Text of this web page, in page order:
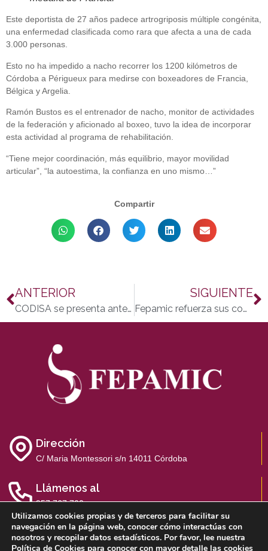
Este deportista de 27 años padece artrogriposis múltiple congénita,
una enfermedad clasificada como rara que afecta a una de cada
3.000 personas.
Esto no ha impedido a nacho recorrer los 1200 kilómetros de
Córdoba a Périgueux para medirse con boxeadores de Francia,
Bélgica y Argelia.
Ramón Bustos es el entrenador de nacho, monitor de actividades
de la federación y aficionado al boxeo, tuvo la idea de incorporar
esta actividad al programa de rehabilitación.
“Tiene mejor coordinación, más equilibrio, mayor movilidad
articular”, “la autoestima, la confianza en uno mismo…”
Compartir
ANTERIOR
CODISA se presenta ante la Delegada Provincial de Salud de Córdoba
SIGUIENTE
Fepamic refuerza sus competencias en inclusión socio laboral de personas con discapacidad con socios europeos
Dirección
C/ Maria Montessori s/n 14011 Córdoba
Llámenos al
957 767 700
Utilizamos cookies propias y de terceros para facilitar su
navegación en la página web, conocer cómo interactúas con
nosotros y recopilar datos estadísticos. Por favor, lee nuestra
Política de Cookies para conocer con mayor detalle las cookies